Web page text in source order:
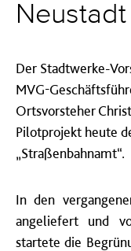
Neustadt
Der Stadtwerke-
MVG-
Ortsvorsteher
Pilotprojekt heute
„Straßenbahnamt“.
In den
angeliefert und
startete die